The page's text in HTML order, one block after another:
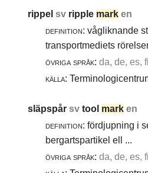
rippel sv ripple mark en
definition: vågliknande
transportmediets
övriga språk: da, de, es,
källa:
släpspår sv tool mark en
definition: fördjupning i
bergartspartikel ell ...
övriga språk: da, de, es,